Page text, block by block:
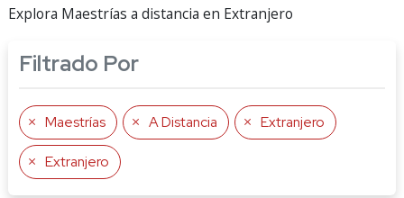
Explora Maestrías a distancia en Extranjero
Filtrado Por
Maestrías A Distancia Extranjero
Extranjero